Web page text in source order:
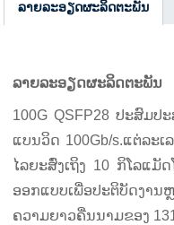
ລາຍລະອຽດຜະລິດຕະພັນ
ລາຍ​ລະ​ອຽດ​ຜະ​ລິດ​ຕະ​ພັນ
100G QSFP28 ປະສົມປ
ແບນວິດ 100Gb/s.ແຕ່ລະເ
ໄລຍະສົ່ງເຖິງ 10 ກິໂລແມັ
ອອກແບບເພື່ອປະຕິບັດງານ
ຄວາມຍາວຄື່ນນາມຂອງ